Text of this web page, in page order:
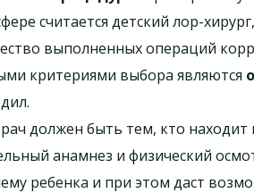
считается детский лор-
выполненных операций
критериями выбора являются
должен быть тем, кто
анамнез и физический
ребенка и при этом даст